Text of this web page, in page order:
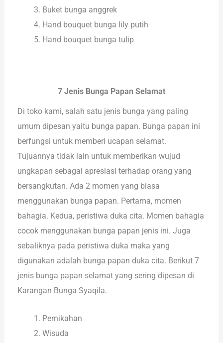
Buket bunga anggrek
Hand bouquet bunga lily putih
Hand bouquet bunga tulip
7 Jenis Bunga Papan Selamat
Di toko kami, salah satu jenis bunga yang paling
umum dipesan yaitu bunga papan. Bunga papan ini
berfungsi untuk memberi ucapan selamat.
Tujuannya tidak lain untuk memberikan wujud
ungkapan sebagai apresiasi terhadap orang yang
bersangkutan. Ada 2 momen yang biasa
menggunakan bunga papan. Pertama, momen
bahagia. Kedua, peristiwa duka cita. Momen bahagia
cocok menggunakan bunga papan jenis ini. Juga
sebaliknya pada peristiwa duka maka yang
digunakan adalah bunga papan duka cita. Berikut 7
jenis bunga papan selamat yang sering dipesan di
Karangan Bunga Syaqila.
Pernikahan
Wisuda